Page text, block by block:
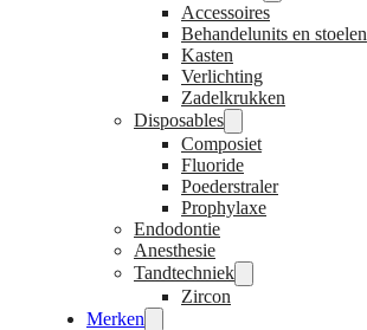
Accessoires
Behandelunits en stoelen
Kasten
Verlichting
Zadelkrukken
Disposables
Composiet
Fluoride
Poederstraler
Prophylaxe
Endodontie
Anesthesie
Tandtechniek
Zircon
Merken